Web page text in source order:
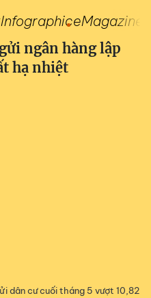
InfographiceMagazine
ngân hàng lập
hạ nhiệt
dân cư cuối tháng 5 vượt 10,82